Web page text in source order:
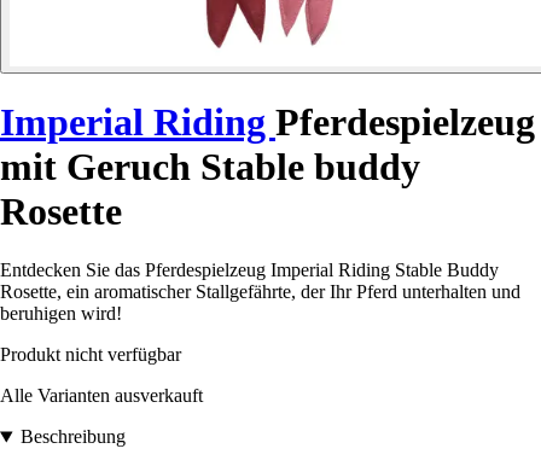
Imperial Riding Pferdespielzeug
mit Geruch Stable buddy
Rosette
Entdecken Sie das Pferdespielzeug Imperial Riding Stable Buddy
Rosette, ein aromatischer Stallgefährte, der Ihr Pferd unterhalten und
beruhigen wird!
Produkt nicht verfügbar
Alle Varianten ausverkauft
Beschreibung